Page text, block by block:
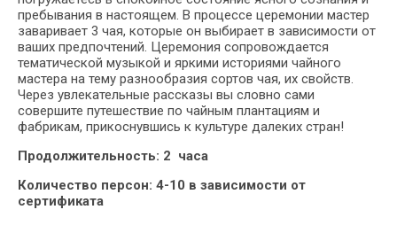
пребывания в настоящем. В процессе церемонии мастер
заваривает 3 чая, которые он выбирает в зависимости от
ваших предпочтений. Церемония сопровождается
тематической музыкой и яркими историями чайного
мастера на тему разнообразия сортов чая, их свойств.
Через увлекательные рассказы вы словно сами
совершите путешествие по чайным плантациям и
фабрикам, прикоснувшись к культуре далеких стран!
Продолжительность: 2 часа
Количество персон: 4-10 в зависимости от
сертификата